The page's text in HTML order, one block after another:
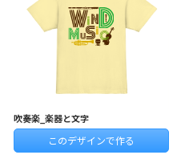
吹奏楽_楽器と文字
このデザインで作る